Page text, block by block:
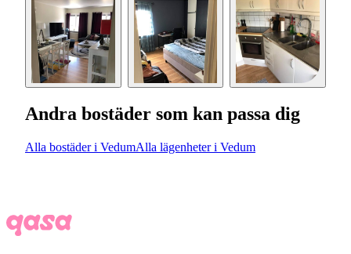
Andra bostäder som kan passa dig
Alla bostäder i VedumAlla lägenheter i Vedum